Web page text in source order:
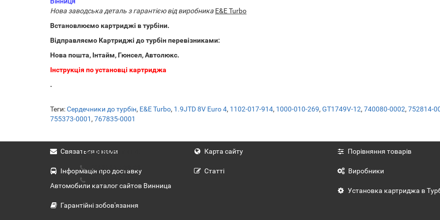
Нова заводська деталь з гарантією від виробника E&E Turbo
Встановлюємо картриджі в турбіни.
Відправляємо Картриджі до турбін перевізниками:
Нова пошта, Інтайм, Гюнсел, Автолюкс.
Інструкція по установці картриджа
.
Теги:Сердечники до турбін, E&E Turbo, 1.9JTD 8V Euro 4, 1102-017-914, 1000-010-269, GT1749V-12, 740080-0002, 752814-
755373-0001 , 767835-0001
Наші контакти:
(063) 617-23-03
Связаться с нами
Інформація про доставку
Автомобили каталог сайтов Винница
Карта сайту
Статті
Порівняння товарів
Виробники
Установка картриджа в
Гарантійні зобов'язання